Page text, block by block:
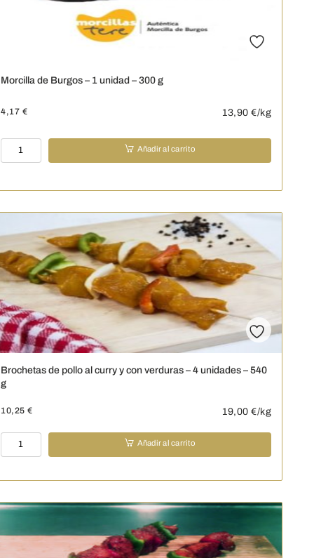
Morcilla de Burgos – 1 unidad – 300 g
4,17 € 13,90 €/kg
Morcilla
de
-
-
300
g
cantidad
Añadir al carrito
Brochetas de pollo al curry y con verduras – 4 unidades – 540
g
10,25€ 19,00 €/kg
Brochetas
de
al
y
verduras
Añadir al carrito